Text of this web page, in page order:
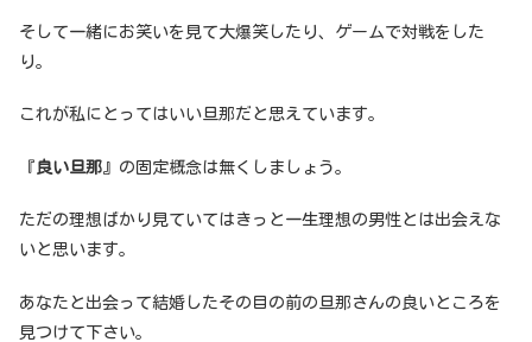
そして一緒にお笑いを見て大爆笑したり、ゲームで対戦をした
り。
これが私にとってはいい旦那だと思えています。
『 良い旦那』の固定概念は無くしましょう。
ただの理想ばかり見ていてはきっと一生理想の男性とは出会えな
いと思います。
あなたと出会って結婚したその目の前の旦那さんの良いところを
見つけて下さい。